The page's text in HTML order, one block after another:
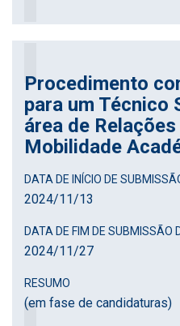
Procedimento
para um Técnico
área de
Mobilidade
DATA DE INÍCIO DE
2024/11/13
DATA DE FIM DE SUBMISSÃO
2024/11/27
RESUMO
(em fase de candidaturas)